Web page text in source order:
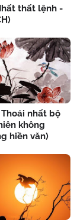
thất lệnh -
nhất bộ
không
hiền văn)